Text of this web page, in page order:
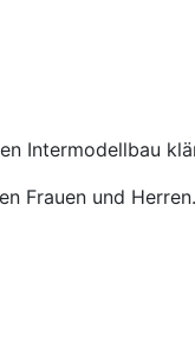
Intermodellbau
Frauen und Herren.